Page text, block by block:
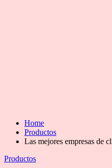
Home
Productos
Las mejores empresas de
Categories
Productos